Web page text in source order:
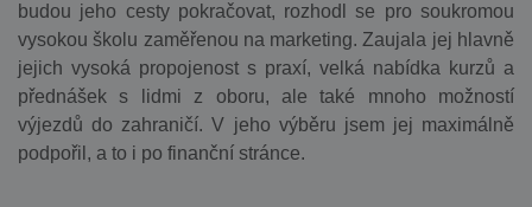
budou jeho cesty pokračovat, rozhodl se pro soukromou
vysokou školu zaměřenou na marketing. Zaujala jej hlavně
jejich vysoká propojenost s praxí, velká nabídka kurzů a
přednášek s lidmi z oboru, ale také mnoho možností
výjezdů do zahraničí. V jeho výběru jsem jej maximálně
podpořil, a to i po finanční stránce.